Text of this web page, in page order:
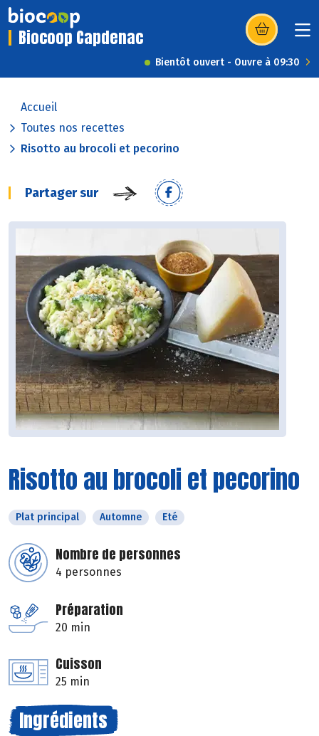
Biocoop Capdenac (s’ouvre dans
Bientôt ouvert - Ouvre à 09:30
Accueil
Toutes nos recettes
Risotto au brocoli et pecorino
Partager sur
Risotto au brocoli et pecorino
Plat principal Automne Eté
Nombre de personnes
4 personnes
Préparation
20 min
Cuisson
25 min
Ingrédients